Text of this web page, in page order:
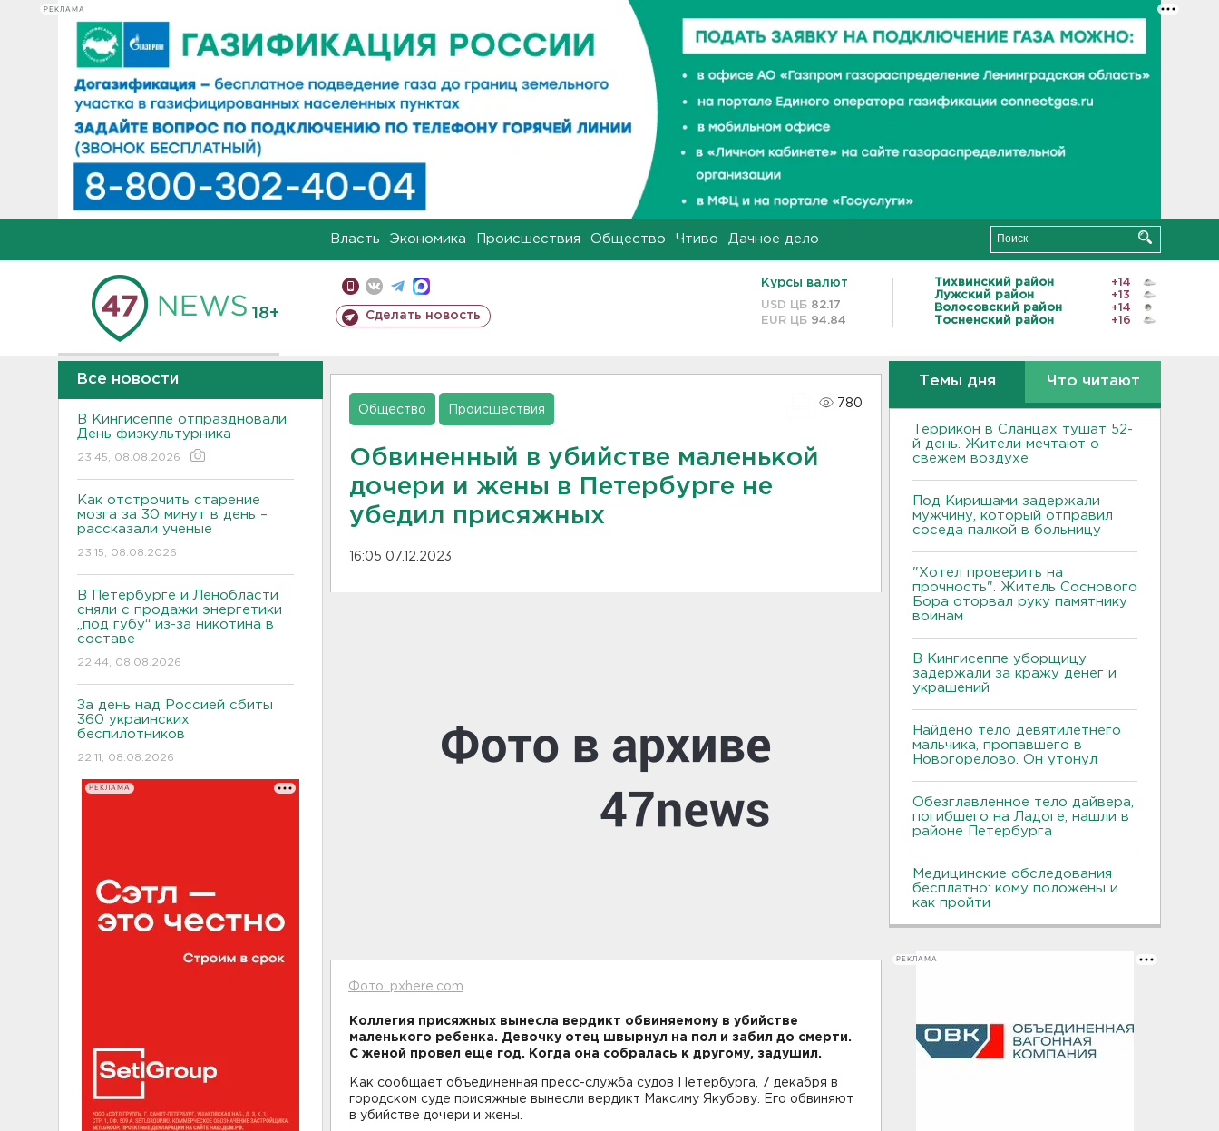
РЕКЛАМА
Власть Экономика Происшествия Общество Чтиво Дачное дело
18+ Сделать новость
Курсы валют
USD ЦБ 82.17
EUR ЦБ 94.84
Тихвинский район
+14
Лужский район
+13
Волосовский район
+14
Тосненский район
+16
Все новости
В Кингисеппе отпраздновали
День физкультурника
23:45, 08.08.2026
Как отстрочить старение
мозга за 30 минут в день –
рассказали ученые
23:15, 08.08.2026
В Петербурге и Ленобласти
сняли с продажи энергетики
„под губу“ из-за никотина в
составе
22:44, 08.08.2026
За день над Россией сбиты
360 украинских
беспилотников
22:11, 08.08.2026
РЕКЛАМА
Общество Происшествия
780
Обвиненный в убийстве маленькой
дочери и жены в Петербурге не
убедил присяжных
16:05 07.12.2023
Фото: pxhere.com
Коллегия присяжных вынесла вердикт обвиняемому в убийстве
маленького ребенка. Девочку отец швырнул на пол и забил до смерти.
С женой провел еще год. Когда она собралась к другому, задушил.
Как сообщает объединенная пресс-служба судов Петербурга, 7 декабря в
городском суде присяжные вынесли вердикт Максиму Якубову. Его обвиняют
в убийстве дочери и жены.
Темы дня Что читают
Террикон в Сланцах тушат 52-
й день. Жители мечтают о
свежем воздухе
Под Киришами задержали
мужчину, который отправил
соседа палкой в больницу
"Хотел проверить на
прочность". Житель Соснового
Бора оторвал руку памятнику
воинам
В Кингисеппе уборщицу
задержали за кражу денег и
украшений
Найдено тело девятилетнего
мальчика, пропавшего в
Новогорелово. Он утонул
Обезглавленное тело дайвера,
погибшего на Ладоге, нашли в
районе Петербурга
Медицинские обследования
бесплатно: кому положены и
как пройти
РЕКЛАМА